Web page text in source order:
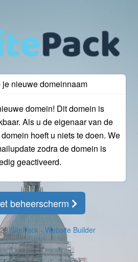
je nieuwe domeinnaam
domein! Dit domein is
Als u de eigenaar van de
hoeft u niets te doen. We
zodra de domein is
geactiveerd.
beheerscherm
SitePack - Website Builder